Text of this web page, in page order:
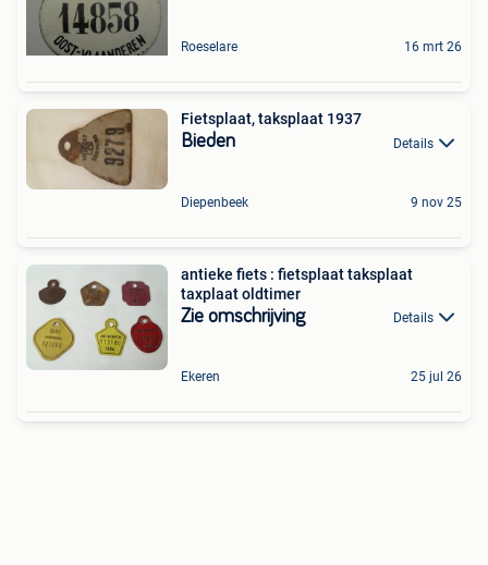
Roeselare 16 mrt 26
Fietsplaat, taksplaat 1937
Bieden Details
Diepenbeek 9 nov 25
antieke fiets : fietsplaat taksplaat
taxplaat oldtimer
Zie omschrijving Details
Ekeren 25 jul 26